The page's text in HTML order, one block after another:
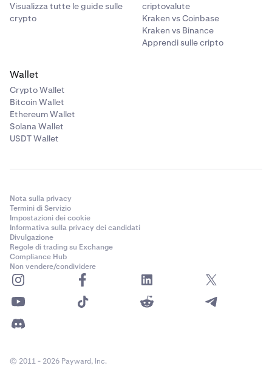
Visualizza tutte le guide sulle
crypto
criptovalute
Kraken vs Coinbase
Kraken vs Binance
Apprendi sulle cripto
Wallet
Crypto Wallet
Bitcoin Wallet
Ethereum Wallet
Solana Wallet
USDT Wallet
Nota sulla privacy
Termini di Servizio
Impostazioni dei cookie
Informativa sulla privacy dei candidati
Divulgazione
Regole di trading su Exchange
Compliance Hub
Non vendere/condividere
© 2011 - 2026 Payward, Inc.